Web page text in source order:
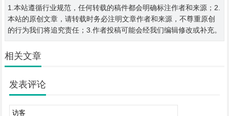
1.本站遵循行业规范，任何转载的稿件都会明确标注作者和来源；2.
本站的原创文章，请转载时务必注明文章作者和来源，不尊重原创
的行为我们将追究责任；3.作者投稿可能会经我们编辑修改或补充。
相关文章
发表评论